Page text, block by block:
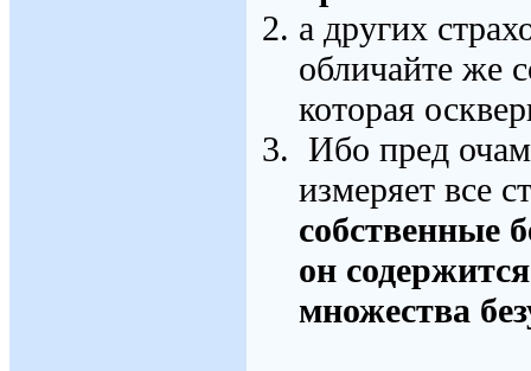
а других
обличайте же
которая
Ибо пред
измеряет все
собственные
он
множества